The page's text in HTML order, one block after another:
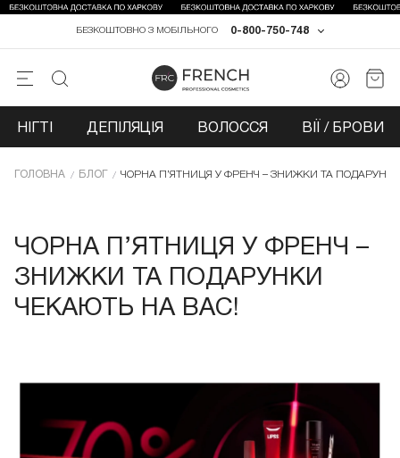
0-800-750-748
БЕЗКОШТОВНО З МОБІЛЬНОГО
НІГТІ ДЕПІЛЯЦІЯ ВОЛОССЯ ВІЇ / БРОВИ
ГОЛОВНА БЛОГ ЧОРНА П’ЯТНИЦЯ У ФРЕНЧ – ЗНИЖКИ ТА
ЧОРНА П’ЯТНИЦЯ У ФРЕНЧ –
ЗНИЖКИ ТА ПОДАРУНКИ
ЧЕКАЮТЬ НА ВАС!